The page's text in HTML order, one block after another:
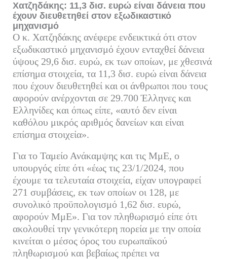
Χατζηδάκης: 11,3 δισ. ευρώ είναι δάνεια που
έχουν διευθετηθεί στον εξωδικαστικό
μηχανισμό
Ο κ. Χατζηδάκης ανέφερε ενδεικτικά ότι στον
εξωδικαστικό μηχανισμό έχουν ενταχθεί δάνεια
ύψους 29,6 δισ. ευρώ, εκ των οποίων, με χθεσινά
επίσημα στοιχεία, τα 11,3 δισ. ευρώ είναι δάνεια
που έχουν διευθετηθεί και οι άνθρωποι που τους
αφορούν ανέρχονται σε 29.700 Έλληνες και
Ελληνίδες και όπως είπε, «αυτό δεν είναι
καθόλου μικρός αριθμός δανείων και είναι
επίσημα στοιχεία».
Για το Ταμείο Ανάκαμψης και τις ΜμΕ, ο
υπουργός είπε ότι «έως τις 23/1/2024, που
έχουμε τα τελευταία στοιχεία, είχαν υπογραφεί
271 συμβάσεις, εκ των οποίων οι 128, με
συνολικό προϋπολογισμό 1,62 δισ. ευρώ,
αφορούν ΜμΕ». Για τον πληθωρισμό είπε ότι
ακολουθεί την γενικότερη πορεία με την οποία
κινείται ο μέσος όρος του ευρωπαϊκού
πληθωρισμού και βεβαίως πρέπει να